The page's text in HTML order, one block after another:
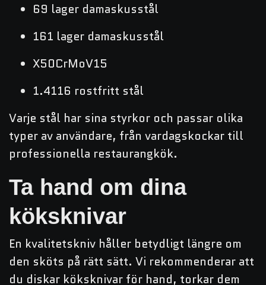
69 lager damaskusstål
161 lager damaskusstål
X50CrMoV15
1.4116 rostfritt stål
Varje stål har sina styrkor och passar olika
typer av användare, från vardagskockar till
professionella restaurangkök.
Ta hand om dina
köksknivar
En kvalitetskniv håller betydligt längre om
den sköts på rätt sätt. Vi rekommenderar att
du diskar köksknivar för hand, torkar dem